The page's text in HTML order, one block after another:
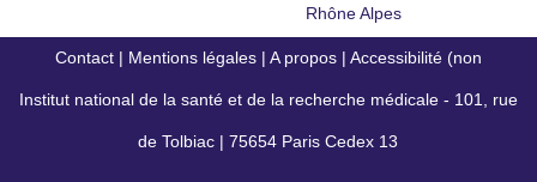
Rhône Alpes
Contact | Mentions légales | A propos | Accessibilité (non
conforme)
Institut national de la santé et de la recherche médicale - 101, rue
de Tolbiac | 75654 Paris Cedex 13